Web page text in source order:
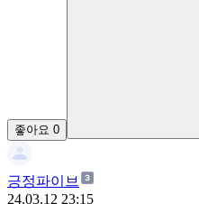
좋아요 0
긍정파이브
24.03.12 23:15